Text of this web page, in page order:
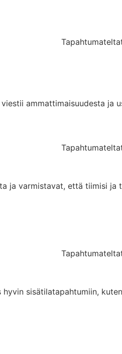
ammattimaisuudesta
ja varmistavat, että tiimisi
sisätilatapahtumiin,